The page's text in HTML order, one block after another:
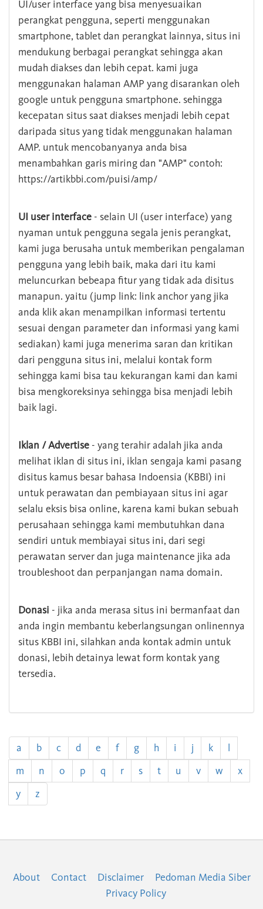
UI/user interface yang bisa menyesuaikan
perangkat pengguna, seperti menggunakan
smartphone, tablet dan perangkat lainnya, situs ini
mendukung berbagai perangkat sehingga akan
mudah diakses dan lebih cepat. kami juga
menggunakan halaman AMP yang disarankan oleh
google untuk pengguna smartphone. sehingga
kecepatan situs saat diakses menjadi lebih cepat
daripada situs yang tidak menggunakan halaman
AMP. untuk mencobanyanya anda bisa
menambahkan garis miring dan "AMP" contoh:
https://artikbbi.com/puisi/amp/
UI user interface - selain UI (user interface) yang
nyaman untuk pengguna segala jenis perangkat,
kami juga berusaha untuk memberikan pengalaman
pengguna yang lebih baik, maka dari itu kami
meluncurkan bebeapa fitur yang tidak ada disitus
manapun. yaitu (jump link: link anchor yang jika
anda klik akan menampilkan informasi tertentu
sesuai dengan parameter dan informasi yang kami
sediakan) kami juga menerima saran dan kritikan
dari pengguna situs ini, melalui kontak form
sehingga kami bisa tau kekurangan kami dan kami
bisa mengkoreksinya sehingga bisa menjadi lebih
baik lagi.
Iklan / Advertise - yang terahir adalah jika anda
melihat iklan di situs ini, iklan sengaja kami pasang
disitus kamus besar bahasa Indoensia (KBBI) ini
untuk perawatan dan pembiayaan situs ini agar
selalu eksis bisa online, karena kami bukan sebuah
perusahaan sehingga kami membutuhkan dana
sendiri untuk membiayai situs ini, dari segi
perawatan server dan juga maintenance jika ada
troubleshoot dan perpanjangan nama domain.
Donasi - jika anda merasa situs ini bermanfaat dan
anda ingin membantu keberlangsungan onlinennya
situs KBBI ini, silahkan anda kontak admin untuk
donasi, lebih detainya lewat form kontak yang
tersedia.
a b c d e f g h i j k
l
m
n o p q r s t u v w
x
y
z
About Contact Disclaimer
Pedoman Media Siber
Privacy Policy